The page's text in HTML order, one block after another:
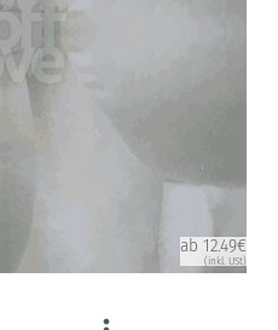
ab 12.49€
(inkl. USt)